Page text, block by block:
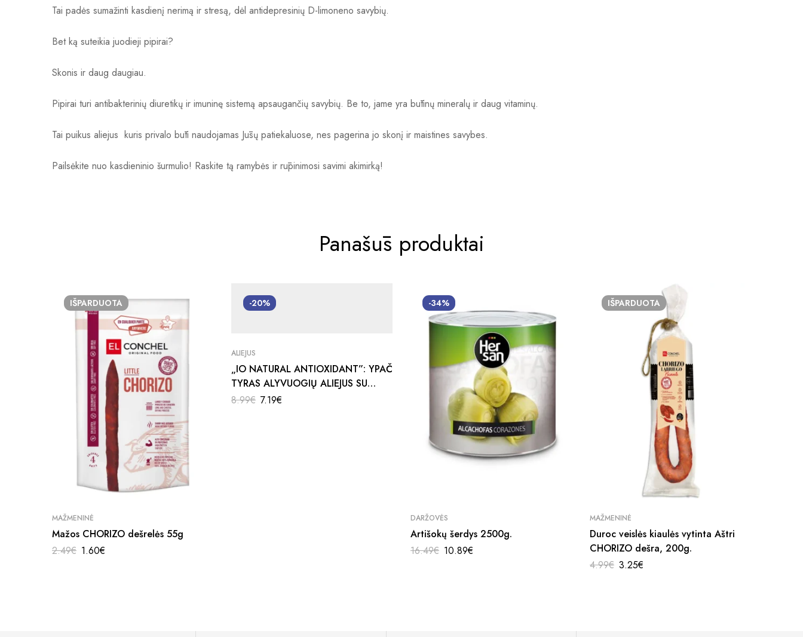
Tai padės sumažinti kasdienį nerimą ir stresą, dėl ​​antidepresinių D-limoneno savybių.
Bet ką suteikia juodieji pipirai?
Skonis ir daug daugiau.
Pipirai turi antibakterinių diuretikų ir imuninę sistemą apsaugančių savybių. Be to, jame yra būtinų mineralų ir daug vitaminų.
Tai puikus aliejus kuris privalo būti naudojamas Jūsų patiekaluose, nes pagerina jo skonį ir maistines savybes.
Pailsėkite nuo kasdieninio šurmulio! Raskite tą ramybės ir rūpinimosi savimi akimirką!
Panašūs produktai
IŠPARDUOTA
MAŽMENINĖ
Mažos CHORIZO dešrelės 55g
2.49€ 1.60€
-20%
ALIEJUS
„IO NATURAL ANTIOXIDANT”: YPAČ
TYRAS ALYVUOGIŲ ALIEJUS SU
JUODU ČESNAKU IR LICOPENU
8.99€ 7.19€
-34%
DARŽOVĖS
Artišokų šerdys 2500g.
16.49€ 10.89€
IŠPARDUOTA
MAŽMENINĖ
Duroc veislės kiaulės vytinta Aštri
CHORIZO dešra, 200g.
4.99€ 3.25€